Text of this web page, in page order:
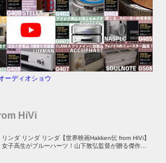
ーディオショウ
HiVi
リンダ リンダ リンダ【世界映画Hakken伝 from HiVi】
女子高生がブルーハーツ！山下敦弘監督が贈る傑作青春